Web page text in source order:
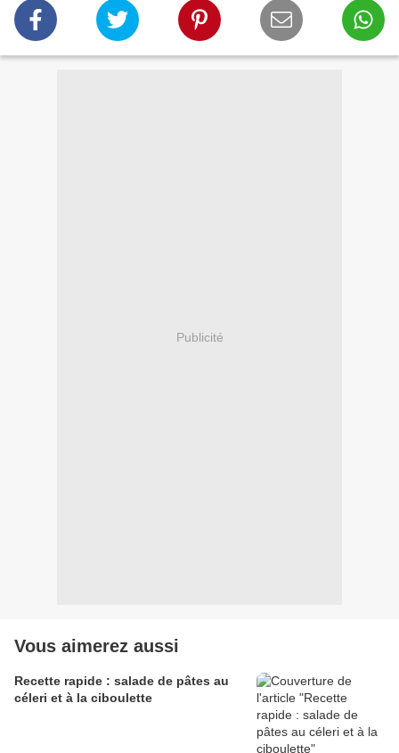
Publicité
Vous aimerez aussi
Recette rapide : salade de pâtes au
céleri et à la ciboulette